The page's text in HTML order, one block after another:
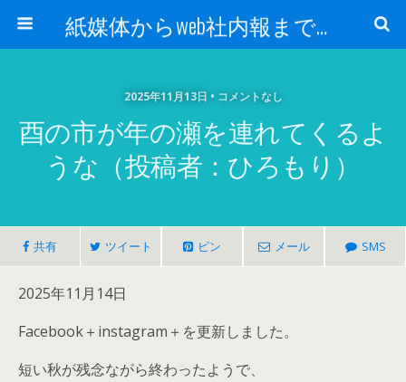
紙媒体からweb社内報まで 社内報制作会社 創言社：東京都千代田区飯田橋駅から１分
2025年11月13日 • コメントなし
酉の市が年の瀬を連れてくるよ
うな（投稿者：ひろもり）
共有 ツイート ピン メール SMS
2025年11月14日
Facebook＋instagram＋を更新しました。
短い秋が残念ながら終わったようで、